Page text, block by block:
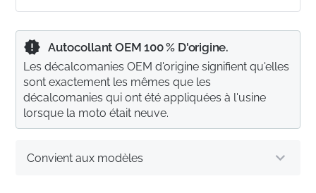
Convient aux modèles
Autocollant OEM 100 % D'origine.
Les décalcomanies OEM d'origine signifient qu'elles
sont exactement les mêmes que les
décalcomanies qui ont été appliquées à l'usine
lorsque la moto était neuve.